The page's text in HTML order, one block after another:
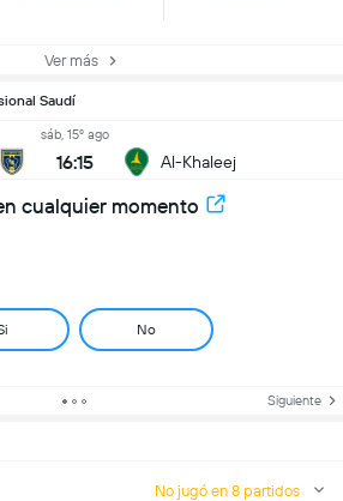
Ver más
Saudí
sáb, 15º ago
16:15 Al-Khaleej
cualquier momento
No
Siguiente
No jugó en 8 partidos